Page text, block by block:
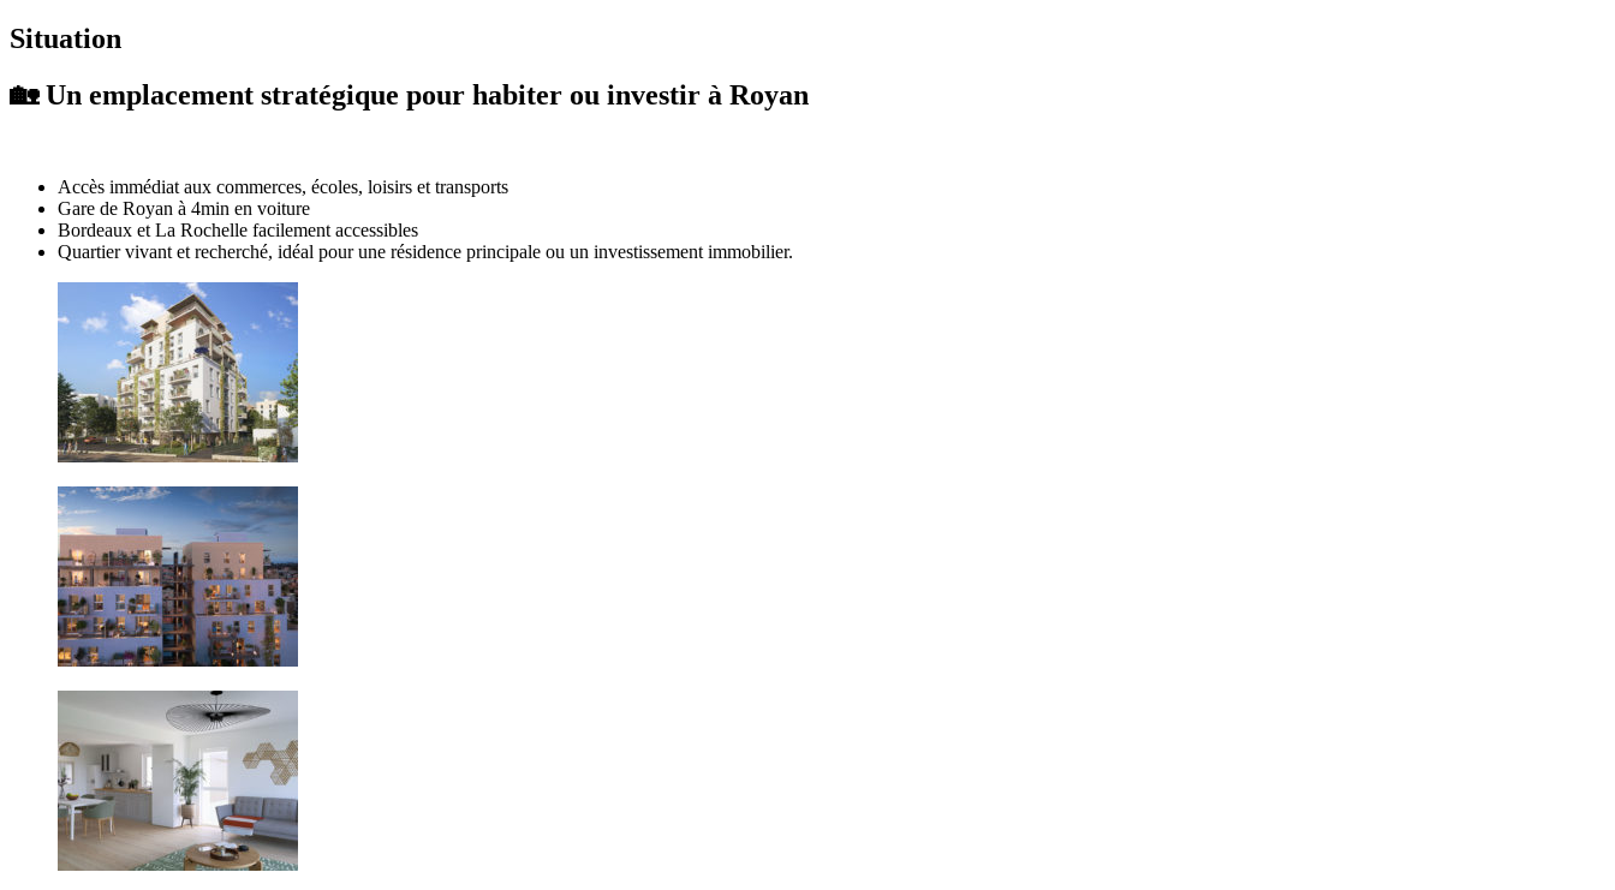
Situation
🏡Un emplacement stratégique pour habiter ou investir à Royan
Accès immédiat aux commerces, écoles, loisirs et transports
Gare de Royan à 4min en voiture
Bordeaux et La Rochelle facilement accessibles
Quartier vivant et recherché, idéal pour une résidence principale ou un investissement immobilier.